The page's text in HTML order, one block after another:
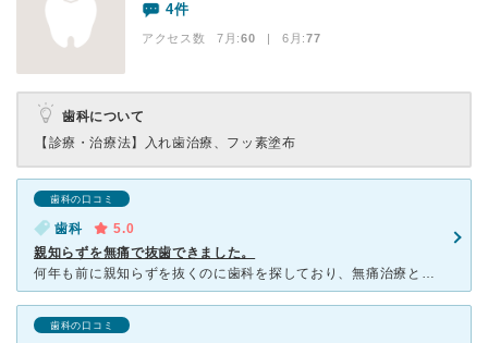
4件
アクセス数 7月:60 | 6月:77
歯科について
【診療・治療法】
入れ歯治療、フッ素塗布
歯科の口コミ
歯科
5.0
親知らずを無痛で抜歯できました。
何年も前に親知らずを抜くのに歯科を探しており、無痛治療というキーワードでこちらを見つけました。こちらの先生は麻酔の専門で全身麻酔で無痛で抜歯手術いただきました。私の場合、親知らずが埋没していて部分麻酔
歯科の口コミ